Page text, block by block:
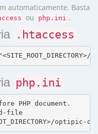
automaticamente. Basta
ou php.ini .
.htaccess
php.ini
PHP document.
file